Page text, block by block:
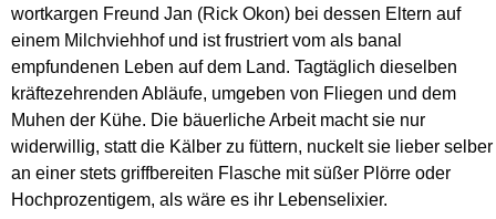
wortkargen Freund Jan (Rick Okon) bei dessen Eltern auf
einem Milchviehhof und ist frustriert vom als banal
empfundenen Leben auf dem Land. Tagtäglich dieselben
kräftezehrenden Abläufe, umgeben von Fliegen und dem
Muhen der Kühe. Die bäuerliche Arbeit macht sie nur
widerwillig, statt die Kälber zu füttern, nuckelt sie lieber selber
an einer stets griffbereiten Flasche mit süßer Plörre oder
Hochprozentigem, als wäre es ihr Lebenselixier.